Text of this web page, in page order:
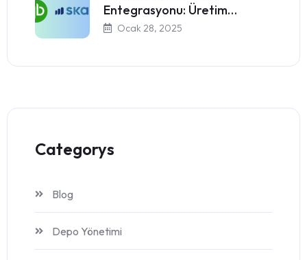
Entegrasyonu: Üretim…
Ocak 28, 2025
Categorys
Blog
Depo Yönetimi